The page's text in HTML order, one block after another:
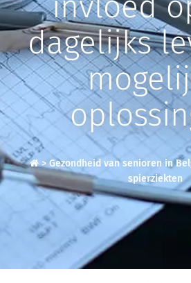
dagelijks
> Gezondheid van senioren in
spierziekten